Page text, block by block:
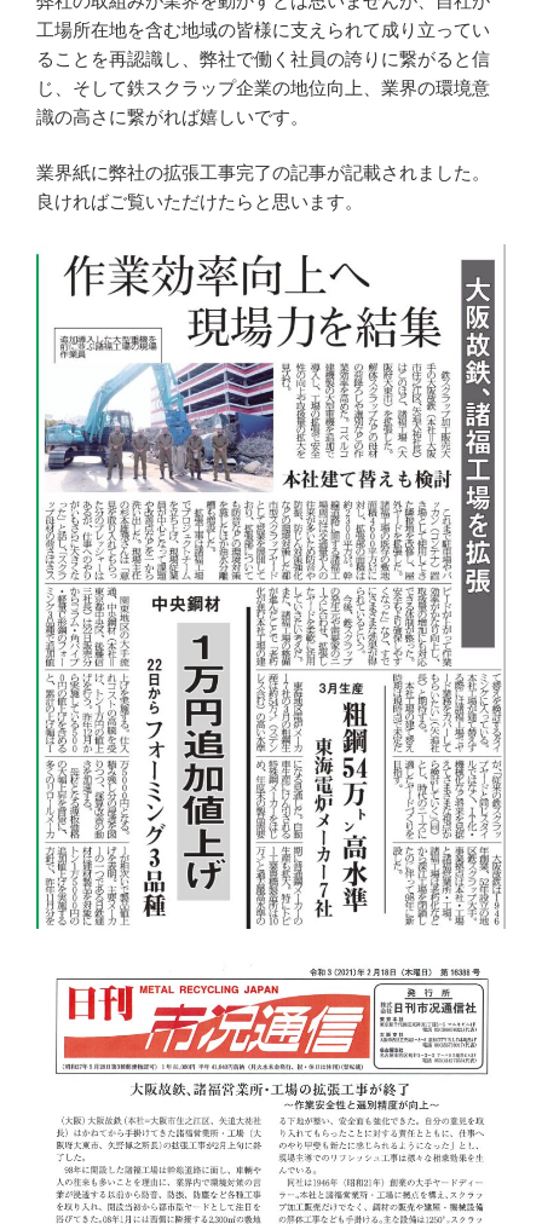
工場所在地を含む地域の皆様に支えられて成り立ってい
ることを再認識し、弊社で働く社員の誇りに繋がると信
じ、そして鉄スクラップ企業の地位向上、業界の環境意
識の高さに繋がれば嬉しいです。
業界紙に弊社の拡張工事完了の記事が記載されました。
良ければご覧いただけたらと思います。